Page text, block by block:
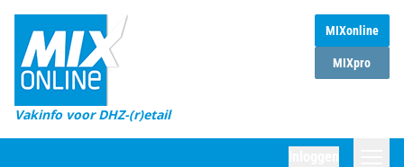
MIXonline
MIXpro
Vakinfo voor DHZ-(r)etail
Home
Magazines